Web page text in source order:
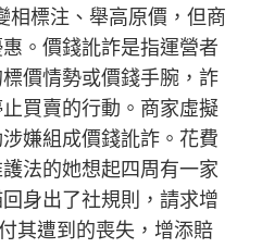
相標注、舉高原價，但商
。價錢訛詐是指運營者
價情勢或價錢手腕，詐
買賣的行動。商家虛擬
嫌組成價錢訛詐。花費
法的她想起四周有一家
身出了社規則，請求增
其遭到的喪失，增添賠